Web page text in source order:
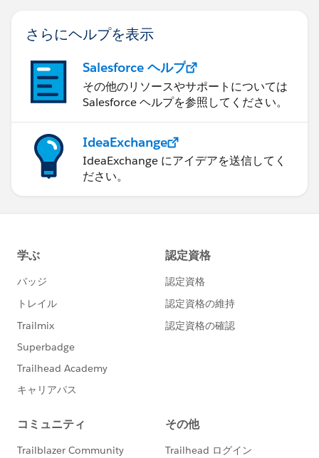
さらにヘルプを表示
Salesforce ヘルプ
その他のリソースやサポートについては
Salesforce ヘルプを参照してください。
IdeaExchange
IdeaExchange にアイデアを送信してく
ださい。